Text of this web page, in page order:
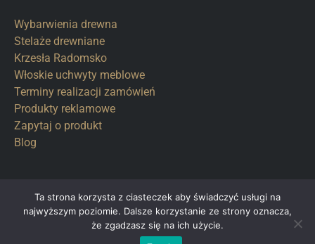
Wybarwienia drewna
Stelaże drewniane
Krzesła Radomsko
Włoskie uchwyty meblowe
Terminy realizacji zamówień
Produkty reklamowe
Zapytaj o produkt
Blog
Copyright © 2026 Green Valley Meble
Ta strona korzysta z ciasteczek aby świadczyć usługi na
najwyższym poziomie. Dalsze korzystanie ze strony oznacza,
że zgadzasz się na ich użycie.